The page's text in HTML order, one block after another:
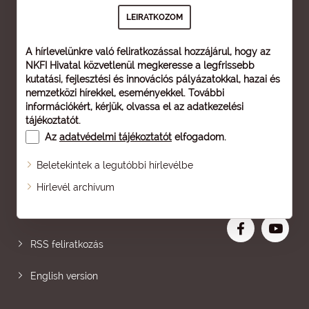
A hírlevelünkre való feliratkozással hozzájárul, hogy az
NKFI Hivatal közvetlenül megkeresse a legfrissebb
kutatási, fejlesztési és innovációs pályázatokkal, hazai és
nemzetközi hírekkel, eseményekkel. További
információkért, kérjük, olvassa el az adatkezelési
tájékoztatót.
Az adatvédelmi tájékoztatót elfogadom.
Beletekintek a legutóbbi hírlevélbe
Hírlevél archívum
Oldaltérkép
RSS feliratkozás
English version